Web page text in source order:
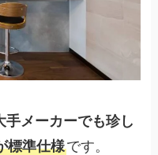
手メーカーでも珍し
標準仕様です。